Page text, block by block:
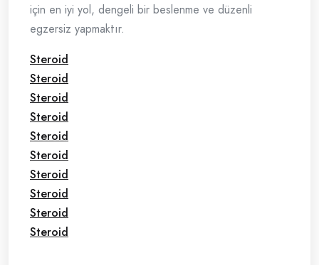
için en iyi yol, dengeli bir beslenme ve düzenli
egzersiz yapmaktır.
Steroid
Steroid
Steroid
Steroid
Steroid
Steroid
Steroid
Steroid
Steroid
Steroid